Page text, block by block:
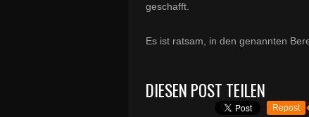
geschafft.
Es ist ratsam, in den genannten
DIESEN POST TEILEN
Repost